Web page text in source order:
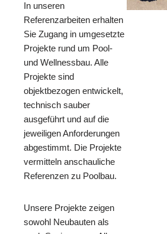
In unseren
Referenzarbeiten erhalten
Sie Zugang in umgesetzte
Projekte rund um Pool-
und Wellnessbau. Alle
Projekte sind
objektbezogen entwickelt,
technisch sauber
ausgeführt und auf die
jeweiligen Anforderungen
abgestimmt. Die Projekte
vermitteln anschauliche
Referenzen zu Poolbau.
Unsere Projekte zeigen
sowohl Neubauten als